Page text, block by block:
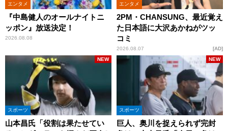
エンタメ
『中島健人のオールナイトニ
ッポン』放送決定！
2026.08.08
エンタメ
2PM・CHANSUNG、最近覚え
た日本語に大沢あかねがツッ
コミ
2026.08.07 AD
スポーツ
山本昌氏「役割は果たせてい
NEW
スポーツ
巨人、奥川を捉えられず完封
NEW